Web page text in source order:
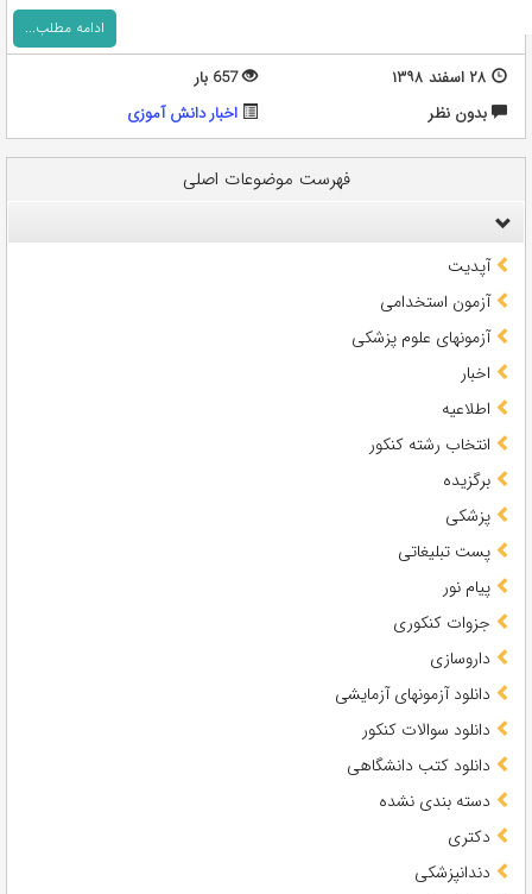
ادامه مطلب...
۲۸ اسفند ۱۳۹۸
657 بار
بدون نظر
اخبار دانش آموزی
فهرست موضوعات اصلی
آپدیت
آزمون استخدامی
آزمونهای علوم پزشکی
اخبار
اطلاعیه
انتخاب رشته کنکور
برگزیده
پزشکی
پست تبلیغاتی
پیام نور
جزوات کنکوری
داروسازی
دانلود آزمونهای آزمایشی
دانلود سوالات کنکور
دانلود کتب دانشگاهی
دسته بندی نشده
دکتری
دندانپزشکی